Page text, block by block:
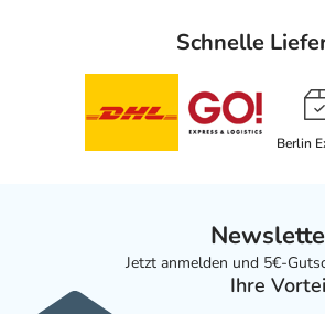
Schnelle
Berlin
Jetzt anmelden und 5€-
Ihre